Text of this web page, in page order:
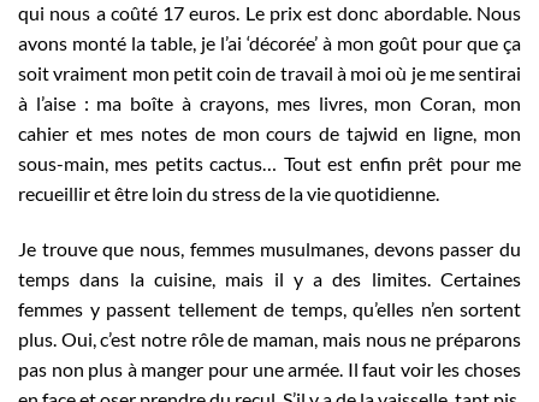
qui nous a coûté 17 euros. Le prix est donc abordable. Nous
avons monté la table, je l’ai ‘décorée’ à mon goût pour que ça
soit vraiment mon petit coin de travail à moi où je me sentirai
à l’aise : ma boîte à crayons, mes livres, mon Coran, mon
cahier et mes notes de mon cours de tajwid en ligne, mon
sous-main, mes petits cactus… Tout est enfin prêt pour me
recueillir et être loin du stress de la vie quotidienne.
Je trouve que nous, femmes musulmanes, devons passer du
temps dans la cuisine, mais il y a des limites. Certaines
femmes y passent tellement de temps, qu’elles n’en sortent
plus. Oui, c’est notre rôle de maman, mais nous ne préparons
pas non plus à manger pour une armée. Il faut voir les choses